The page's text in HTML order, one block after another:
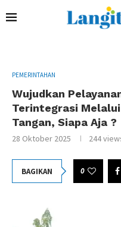
PEMERINTAHAN
Wujudkan
Terintegrasi Melalui
Tangan, Siapa Aja ?
28 Oktober 2025 244
BAGIKAN 0